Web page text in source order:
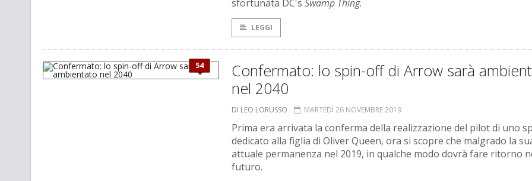
sfortunata DC's Swamp Thing.
LEGGI
54
Confermato: lo spin-off di Arrow sarà
nel 2040
DI LEO LORUSSO MARTEDÌ 26 NOVEMBRE 2019
Prima era arrivata la conferma della realizzazione del pilot di uno
dedicato alla figlia di Oliver Queen, ora si scopre che malgrado la
attuale permanenza nel 2019, in qualche modo dovrà fare ritorno
futuro.